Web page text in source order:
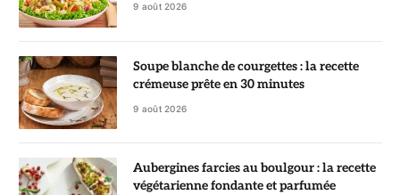
9 août 2026
Soupe blanche de courgettes : la recette
crémeuse prête en 30 minutes
9 août 2026
Aubergines farcies au boulgour : la recette
végétarienne fondante et parfumée